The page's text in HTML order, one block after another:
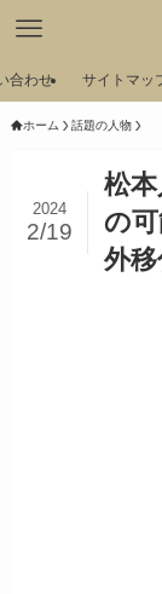
合わせ サイトマッ
ホーム 話題の人物
松
の
外移
2024
2/19